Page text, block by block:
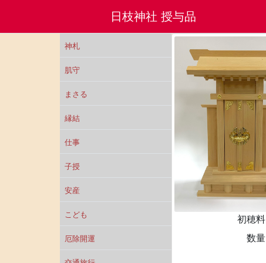
日枝神社 授与品
神札
肌守
まさる
縁結
仕事
子授
安産
こども
厄除開運
初穂料
数量